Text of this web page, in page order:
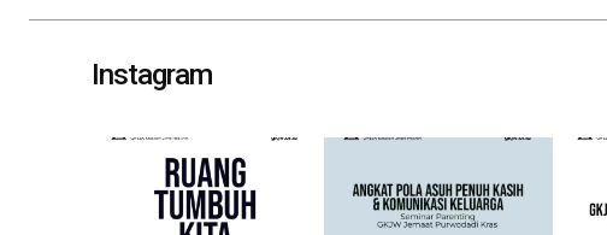
navigation
Instagram